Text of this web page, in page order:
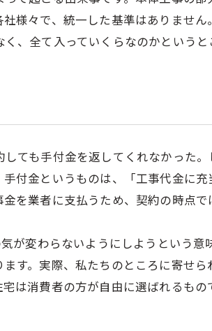
様々で、統一した基準はありませ
、全て入っていくらなのかというと
ても手付金を返してくれなかった
付金というものは、「工事代金に
を業者に支払うため、契約の時点
が変わらないようにしようという
す。実際、私たちのところに寄せ
は消費者の方が自由に選ばれるも